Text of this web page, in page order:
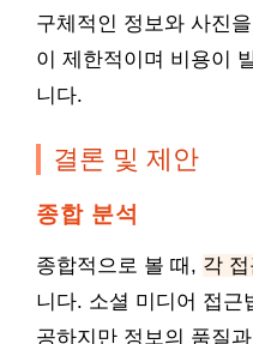
구체적인 정보와 사진
이 제한적이며 비용이
니다.
결론 및 제안
종합 분석
종합적으로 볼 때, 각
니다. 소셜 미디어 접근
공하지만 정보의 품질